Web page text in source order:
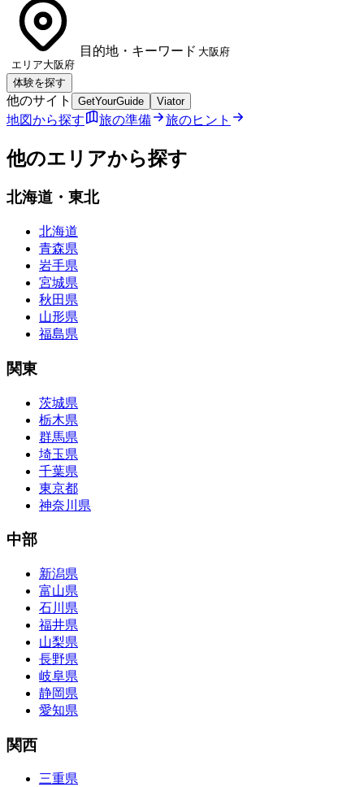
エリア大阪府
目的地・キーワード
体験を探す
他のサイト GetYourGuide Viator
地図から探す 旅の準備 旅のヒント
他のエリアから探す
北海道・東北
北海道
青森県
岩手県
宮城県
秋田県
山形県
福島県
関東
茨城県
栃木県
群馬県
埼玉県
千葉県
東京都
神奈川県
中部
新潟県
富山県
石川県
福井県
山梨県
長野県
岐阜県
静岡県
愛知県
関西
三重県